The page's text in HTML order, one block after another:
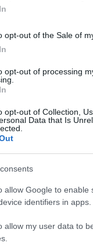
opt-out of the Sale of
opt-out of processing
opt-out of Collection,
Data that Is
allow Google to
identifiers in apps.
allow my user data to
σας είχαμε
και
25 ΙΟΥΝΊΟΥ 2017,
της
στις 24/5/